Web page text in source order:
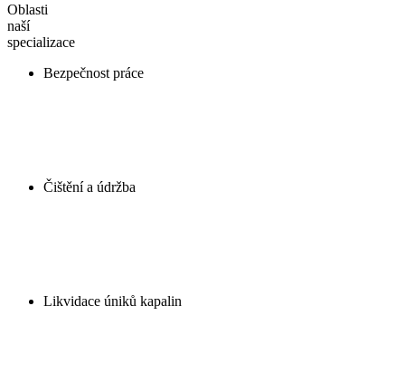
Oblasti
naší
specializace
Bezpečnost práce
Čištění a údržba
Likvidace úniků kapalin